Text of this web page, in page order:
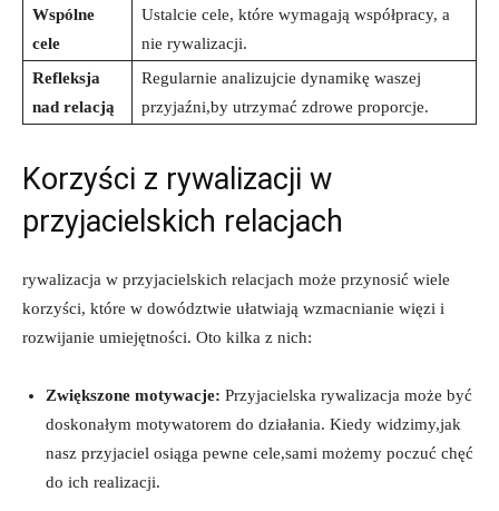
Wspólne
cele
Ustalcie‍ cele, które wymagają współpracy, a
⁣nie rywalizacji.
Refleksja
nad relacją
Regularnie analizujcie dynamikę ​waszej
przyjaźni,by utrzymać zdrowe proporcje.
Korzyści z ⁢rywalizacji w
‍przyjacielskich relacjach
rywalizacja​ w ⁣przyjacielskich relacjach może przynosić wiele
korzyści, które w dowództwie ułatwiają wzmacnianie więzi i
rozwijanie umiejętności. Oto kilka z nich:
Zwiększone motywacje: Przyjacielska rywalizacja ⁢może być
doskonałym motywatorem⁣ do działania. Kiedy widzimy,jak
nasz przyjaciel osiąga pewne cele,sami możemy‌ poczuć chęć
do‍ ich realizacji.